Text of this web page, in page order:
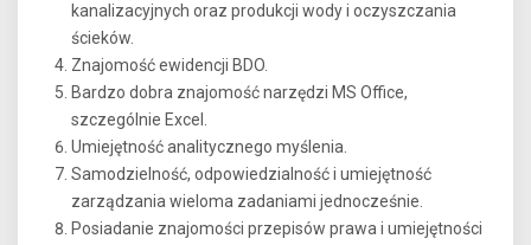
kanalizacyjnych oraz produkcji wody i oczyszczania
ścieków.
Znajomość ewidencji BDO.
Bardzo dobra znajomość narzędzi MS Office,
szczególnie Excel.
Umiejętność analitycznego myślenia.
Samodzielność, odpowiedzialność i umiejętność
zarządzania wieloma zadaniami jednocześnie.
Posiadanie znajomości przepisów prawa i umiejętności